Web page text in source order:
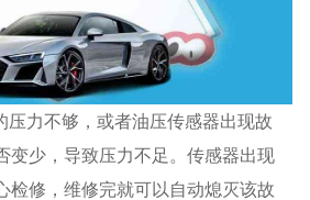
压力不够，或者油压传感器出现故
变少，导致压力不足。传感器出现
检修，维修完就可以自动熄灭该故